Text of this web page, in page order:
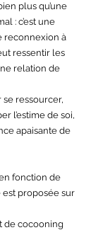
plus qu’une
: c’est une
reconnexion à
ressentir les
relation de
ressourcer,
l’estime de soi,
apaisante de
fonction de
est proposée sur
de cocooning